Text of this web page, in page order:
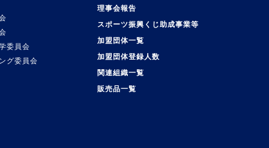
委員会
グ委員会
理事会報告
スポーツ振興くじ助成事業等
加盟団体一覧
加盟団体登録人数
関連組織一覧
販売品一覧